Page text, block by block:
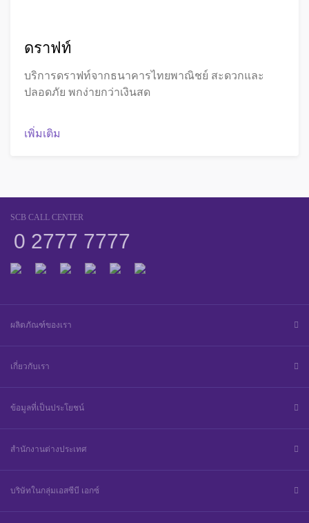
ดราฟท์
บริการดราฟท์จากธนาคารไทยพาณิชย์ สะดวกและ
ปลอดภัย พกง่ายกว่าเงินสด
เพิ่มเติม
SCB CALL CENTER
0 2777 7777
ผลิตภัณฑ์ของเรา
เกี่ยวกับเรา
ข้อมูลที่เป็นประโยชน์
สำนักงานต่างประเทศ
บริษัทในกลุ่มเอสซีบี เอกซ์